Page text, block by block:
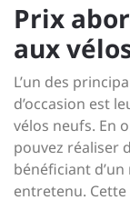
Prix
aux
L’un des
d’occasion est
vélos neufs. En
pouvez réaliser
bénéficiant
entretenu.